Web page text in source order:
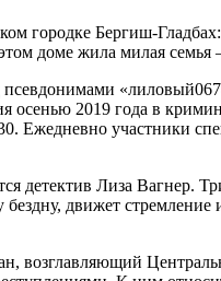
городке Бергиш-
доме жила милая
осенью 2019 года в
Ежедневно участники
детектив Лиза Вагнер.
движет
возглавляющий